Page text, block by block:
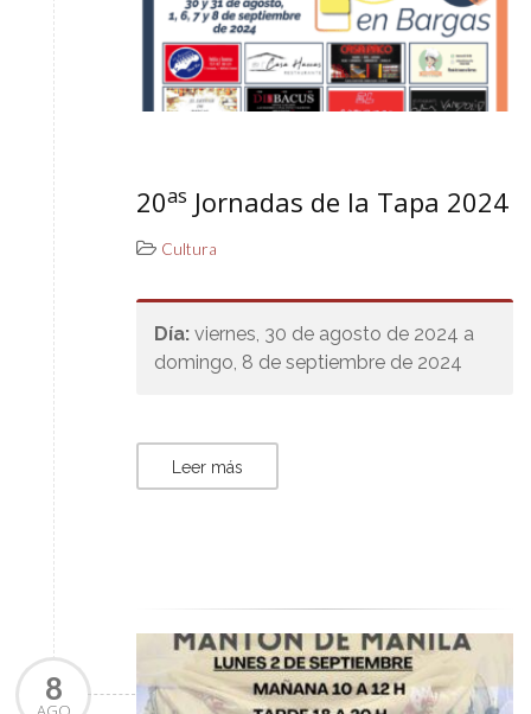
20as Jornadas de la Tapa 2024
Cultura
Día: viernes, 30 de agosto de 2024 a
domingo, 8 de septiembre de 2024
Leer más
8